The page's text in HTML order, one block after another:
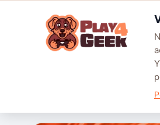
Pokémon